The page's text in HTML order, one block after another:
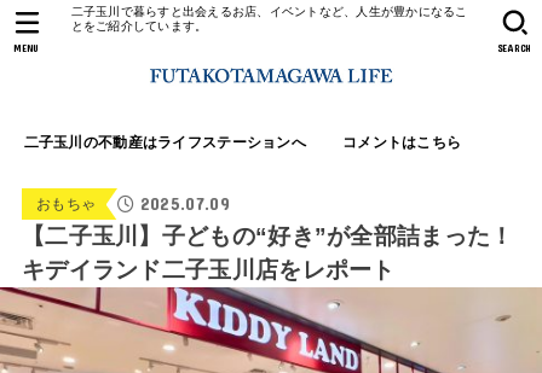
二子玉川で暮らすと出会えるお店、イベントなど、人生が豊かになるこ
とをご紹介しています。
二子玉川の不動産はライフステーションへ コメントはこちら
SEARCH
MENU
おもちゃ 2025.07.09
【二子玉川】子どもの“好き”が全部詰まった！
キデイランド二子玉川店をレポート